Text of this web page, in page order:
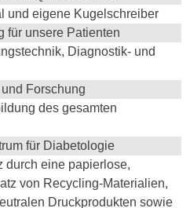
und eigene Kugelschreiber
für unsere Patienten
Diagnostik- und
Forschung
des gesamten
für Diabetologie
durch eine papierlose,
von Recycling-Materialien,
Druckprodukten sowie